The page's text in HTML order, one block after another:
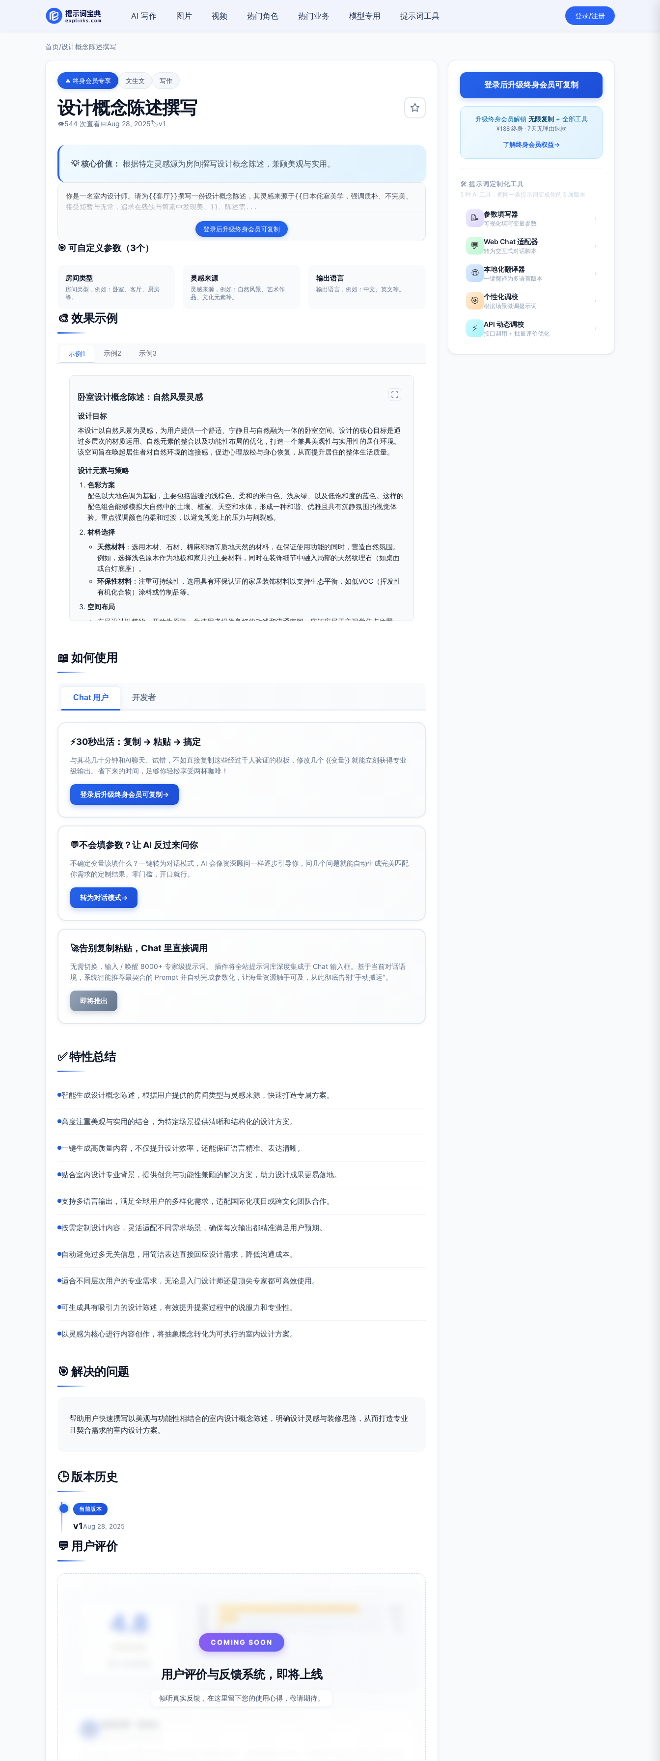
AI 写作 图片 视频 热门角色 热门业务 模型专用 提示词工具 登录/注册
首页/设计概念陈述撰写
🔥 终身会员专享 文生文 写作
设计概念陈述撰写
👁️544 次查看📅Aug 28, 2025🏷️v1
💡 核心价值： 根据特定灵感源为房间撰写设计概念陈述，兼顾美观与实用。
你是一名室内设计师。请为{{客厅}}撰写一份设计概念陈述，其灵感来源于{{日本侘寂美学，强调质朴、不完美、
接受短暂与无常，追求在残缺与简素中发现美。}}。陈述需...
登录后升级终身会员可复制
🎯 可自定义参数（3个）
房间类型
房间类型，例如：卧室、客厅、厨房
等。
灵感来源
灵感来源，例如：自然风景、艺术作
品、文化元素等。
输出语言
输出语言，例如：中文、英文等。
🎨 效果示例
示例1 示例2 示例3
卧室设计概念陈述：自然风景灵感
设计目标
本设计以自然风景为灵感，为用户提供一个舒适、宁静且与自然融为一体的卧室空间。设计的核心目标是通
过多层次的材质运用、自然元素的整合以及功能性布局的优化，打造一个兼具美观性与实用性的居住环境。
该空间旨在唤起居住者对自然环境的连接感，促进心理放松与身心恢复，从而提升居住的整体生活质量。
设计元素与策略
色彩方案
配色以大地色调为基础，主要包括温暖的浅棕色、柔和的米白色、浅灰绿、以及低饱和度的蓝色。这样的
配色组合能够模拟大自然中的土壤、植被、天空和水体，形成一种和谐、优雅且具有沉静氛围的视觉体
验。重点强调颜色的柔和过渡，以避免视觉上的压力与割裂感。
材料选择
天然材料：选用木材、石材、棉麻织物等质地天然的材料，在保证使用功能的同时，营造自然氛围。
例如，选择浅色原木作为地板和家具的主要材料，同时在装饰细节中融入局部的天然纹理石（如桌面
或台灯底座）。
环保性材料：注重可持续性，选用具有环保认证的家居装饰材料以支持生态平衡，如低VOC（挥发性
有机化合物）涂料或竹制品等。
空间布局
布局设计以简约、开放为原则，为使用者提供良好的动线和流通空间。床铺应居于主视觉焦点位置，
实现储物功能使用定制化收纳，例如带抽屉的床框和嵌入式衣柜，以避免空间的杂乱感。
私又不影响光线的穿透。
人工照明：整体采用分层照明设计，包括主灯（暖色吊顶灯）、辅助灯（床头壁灯）、氛围灯（藏光
灯带或小型台灯）。灯光色温应保持在2700K-3000K之间，以营造柔和、温馨的光环境。
装饰设计
面视觉焦点的同时加强自然主题。
搭配绿植（如龟背竹、橡皮树）作为点缀，在保证易于打理的情况下增强中央空间的自然生机感。
织物选择柔软与质朴并重，例如亚麻靠垫、棉麻窗帘、手织地毯等。
用软包工艺或高纤维成分的壁纸以进一步优化声学效果，让空间更加安静宜居。
功能性与用途分析
提供适宜的休息与睡眠空间，通过柔和光线及环保材质提升用户的居住体验。
设置多功能角落（如阅读区），满足个性化需求，为业主提供额外的使用功能。
该卧室设计通过自然风景的色彩、材质及分层光照策略，将室内空间打造为一个宁静且富有治愈力的环境。
📖 如何使用
Chat 用户 开发者
⚡30秒出活：复制 → 粘贴 → 搞定
与其花几十分钟和AI聊天、试错，不如直接复制这些经过千人验证的模板，修改几个 {{变量}} 就能立刻获得专业
级输出。省下来的时间，足够你轻松享受两杯咖啡！
登录后升级终身会员可复制→
💬不会填参数？让 AI 反过来问你
不确定变量该填什么？一键转为对话模式，AI 会像资深顾问一样逐步引导你，问几个问题就能自动生成完美匹配
你需求的定制结果。零门槛，开口就行。
转为对话模式→
🚀告别复制粘贴，Chat 里直接调用
无需切换，输入 / 唤醒 8000+ 专家级提示词。 插件将全站提示词库深度集成于 Chat 输入框。基于当前对话语
境，系统智能推荐最契合的 Prompt 并自动完成参数化，让海量资源触手可及，从此彻底告别"手动搬运"。
即将推出
✅ 特性总结
智能生成设计概念陈述，根据用户提供的房间类型与灵感来源，快速打造专属方案。
高度注重美观与实用的结合，为特定场景提供清晰和结构化的设计方案。
一键生成高质量内容，不仅提升设计效率，还能保证语言精准、表达清晰。
贴合室内设计专业背景，提供创意与功能性兼顾的解决方案，助力设计成果更易落地。
支持多语言输出，满足全球用户的多样化需求，适配国际化项目或跨文化团队合作。
按需定制设计内容，灵活适配不同需求场景，确保每次输出都精准满足用户预期。
自动避免过多无关信息，用简洁表达直接回应设计需求，降低沟通成本。
适合不同层次用户的专业需求，无论是入门设计师还是顶尖专家都可高效使用。
可生成具有吸引力的设计陈述，有效提升提案过程中的说服力和专业性。
以灵感为核心进行内容创作，将抽象概念转化为可执行的室内设计方案。
🎯 解决的问题
帮助用户快速撰写以美观与功能性相结合的室内设计概念陈述，明确设计灵感与装修思路，从而打造专业
且契合需求的室内设计方案。
🕒 版本历史
当前版本
v1Aug 28, 2025
💬 用户评价
4.8
COMING SOON
用户评价与反馈系统，即将上线
倾听真实反馈，在这里留下您的使用心得，敬请期待。
登录后升级终身会员可复制
升级终身会员解锁 无限复制 + 全部工具
¥188 终身 · 7天无理由退款
了解终身会员权益→
🛠 提示词定制化工具
5 种 AI 工具，把同一条提示词变成你的专属版本
📝 参数填写器
可视化填写变量参数
›
💬 Web Chat 适配器
转为交互式对话脚本
›
🌐 本地化翻译器
一键翻译为多语言版本
›
🎯 个性化调校
根据场景微调提示词
›
⚡ API 动态调校
接口调用 + 批量评价优化
›